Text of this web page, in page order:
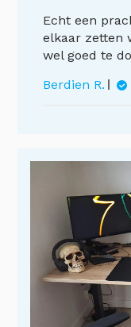
Echt een
elkaar zetten
wel goed te
Berdien R.